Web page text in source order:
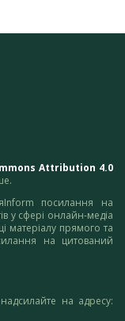
Attribution 4.0
посилання на
у сфері онлайн-медіа
матеріалу прямого та
на цитований
на адресу: